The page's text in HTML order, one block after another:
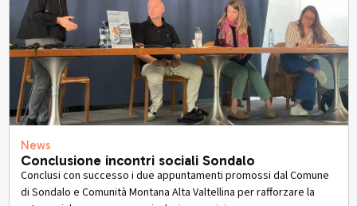
News
Conclusione incontri sociali Sondalo
Conclusi con successo i due appuntamenti promossi dal Comune
di Sondalo e Comunità Montana Alta Valtellina per rafforzare la